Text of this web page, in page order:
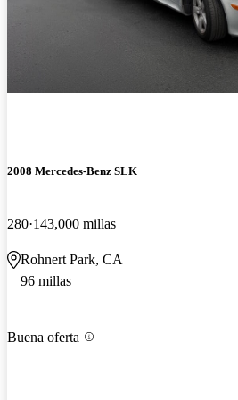
2008 Mercedes-Benz SLK
280 143,000 millas
Rohnert Park, CA
96 millas
Buena oferta